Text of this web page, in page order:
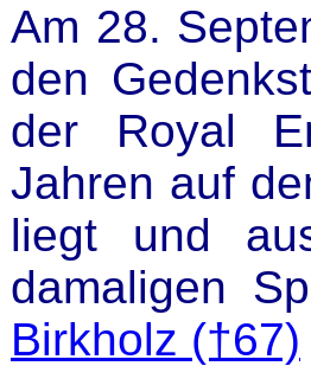
Am 28.
den
der Royal
Jahren auf
liegt und
damaligen
Birkholz (†67)